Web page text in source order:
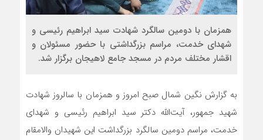
همزمان با دومین سالگرد شهادت سید ابراهیم رئیسی و
شهدای خدمت، مراسم بزرگداشتی با حضور مسئولان و
اقشار مختلف مردم در مسجد جامع لاهیجان برگزار شد.
به گزارش نگین شمال صبح امروز و همزمان با سالروز شهادت
شهید جمهور، آیت‌الله دکتر سید ابراهیم رئیسی و شهدای
خدمت، مراسم دومین سالگرد بزرگداشت این شهیدان والامقام